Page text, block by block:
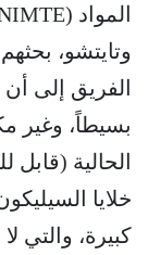
وتايتشو،
الفريق إلى
بسيطاً، وغير
الحالية (قابل
خلايا
كبيرة، والتي